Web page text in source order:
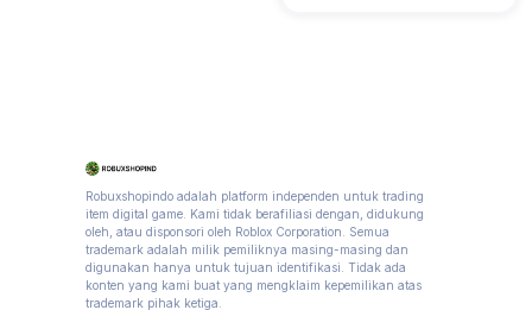
Robuxshopindo adalah platform independen untuk trading
item digital game. Kami tidak berafiliasi dengan, didukung
oleh, atau disponsori oleh Roblox Corporation. Semua
trademark adalah milik pemiliknya masing-masing dan
digunakan hanya untuk tujuan identifikasi. Tidak ada
konten yang kami buat yang mengklaim kepemilikan atas
trademark pihak ketiga.